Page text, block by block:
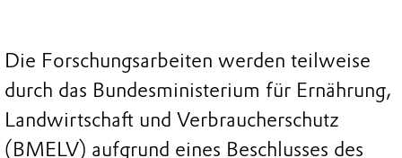
Die Forschungsarbeiten werden teilweise
durch das Bundesministerium für Ernährung,
Landwirtschaft und Verbraucherschutz
(BMELV) aufgrund eines Beschlusses des